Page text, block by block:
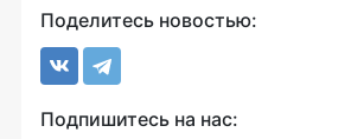
Поделитесь новостью:
Подпишитесь на нас: